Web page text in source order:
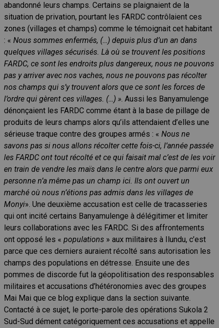
abandonné leurs champs. Certains se plaignaient de la
situation de privation, pourtant les FARDC contrôlaient ces
zones (villages et champs) comme le témoignait cet habitant
: « Nous sommes enfermés, (…) depuis plus d’un an dans
quelques villages sécurisés. Là où se trouvent les positions
FARDC, ce sont les endroits plus dangereux, nous ne pouvons
pas y arriver avec nos vaches, nous ne pouvons pas récolter
nos champs qui s’y trouvent alors que ce sont les forces de
l’ordre qui gèrent ces villages. (…) ». Aussi les Banyamulenge
dénonçaient les FARDC comme étant à la base de pillage de
produits de leurs champs alors qu’ils attendaient d’elles une
sérieuse traque contre des groupes armés : « Nous ne
savons pas si nous allons récolter cette fois-ci, l’année passée
les FARDC ont tout récolté et ce qui faisait mal c’est de les voir
en train de vendre les maïs dans le centre alors que parmi eux
personne n’a même pas un champ ici. Ils ont ouvert un
marché où nous n’étions pas admis dans les villages de
Monyi». Une deuxième accusation est celle de tracasseries
qui ont incité certains Banyamulenge à délégitimer et limiter
leurs collaborations avec les FARDC. Si des affrontements
ont opposé les « populations » aux militaires à Ilundu, c’est
parce que ces derniers auraient récolté sans autorisation les
champs des populations en détresse. Ensuite une des
pommes de discorde fut la géopolitisation des responsables
militaires et accusations d’hétéronomies avec des groupes
Mai Mai que ce blog explique dans la section suivante.
Contacté à ce sujet, le porte-parole des opérations Sukola 2
Sud-Sud dément catégoriquement ces accusations et appelle